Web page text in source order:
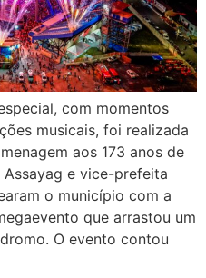
com momentos
musicais, foi realizada
aos 173 anos de
e vice-prefeita
o município com a
que arrastou um
O evento contou